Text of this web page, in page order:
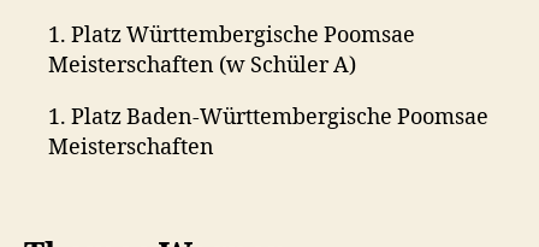
1. Platz Württembergische Poomsae
Meisterschaften (w Schüler A)
1. Platz Baden-Württembergische Poomsae
Meisterschaften